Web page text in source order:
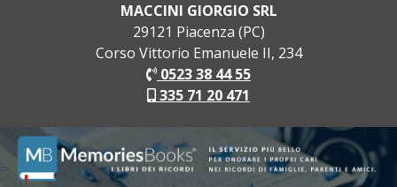
MACCINI GIORGIO SRL
29121 Piacenza (PC)
Corso Vittorio Emanuele II, 234
0523 38 44 55
335 71 20 471